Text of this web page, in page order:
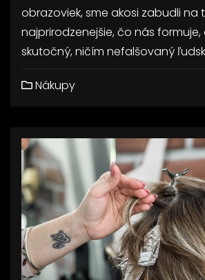
obrazoviek, sme akosi zabudli na
najprirodzenejšie, čo nás formuje,
skutočný, ničím nefalšovaný
Nákupy